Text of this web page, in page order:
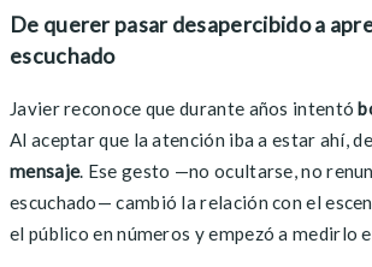
De querer pasar desapercibido a
escuchado
Javier reconoce que durante años intentó
Al aceptar que la atención iba a estar ahí,
mensaje. Ese gesto —no ocultarse, no
escuchado— cambió la relación con el
el público en números y empezó a medirlo